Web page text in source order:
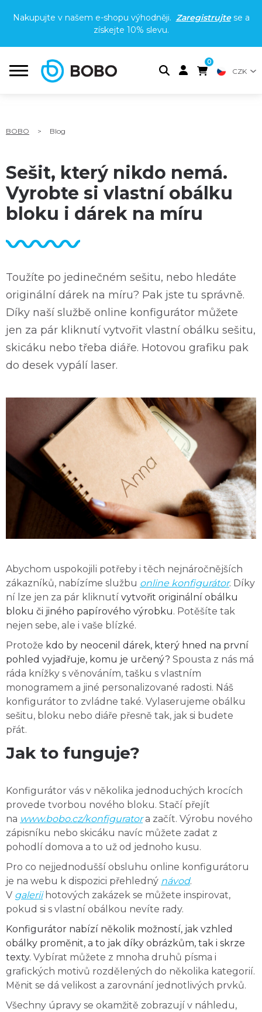
Nakupujte v našem e-shopu výhodněji. Zaregistrujtese a
získejte 10% slevu.
0
CZK
BOBO > Blog
Sešit, který nikdo nemá.
Vyrobte si vlastní obálku
bloku i dárek na míru
Toužíte po jedinečném sešitu, nebo hledáte
originální dárek na míru? Pak jste tu správně.
Díky naší službě online konfigurátor můžete
jen za pár kliknutí vytvořit vlastní obálku sešitu,
skicáku nebo třeba diáře. Hotovou grafiku pak
do desek vypálí laser.
Abychom uspokojili potřeby i těch nejnáročnějších
zákazníků, nabízíme službu online konfigurátor. Díky
ní lze jen za pár kliknutí vytvořit originální obálku
bloku či jiného papírového výrobku. Potěšíte tak
nejen sebe, ale i vaše blízké.
Protože kdo by neocenil dárek, který hned na první
pohled vyjadřuje, komu je určený? Spousta z nás má
ráda knížky s věnováním, tašku s vlastním
monogramem a jiné personalizované radosti. Náš
konfigurátor to zvládne také. Vylaserujeme obálku
sešitu, bloku nebo diáře přesně tak, jak si budete
přát.
Jak to funguje?
Konfigurátor vás v několika jednoduchých krocích
provede tvorbou nového bloku. Stačí přejít
na www.bobo.cz/konfiguratora začít. Výrobu nového
zápisníku nebo skicáku navíc můžete zadat z
pohodlí domova a to už od jednoho kusu.
Pro co nejjednodušší obsluhu online konfigurátoru
je na webu k dispozici přehledný návod.
V galeriihotových zakázek se můžete inspirovat,
pokud si s vlastní obálkou nevíte rady.
Konfigurátor nabízí několik možností, jak vzhled
obálky proměnit, a to jak díky obrázkům, tak i skrze
texty. Vybírat můžete z mnoha druhů písma i
grafických motivů rozdělených do několika kategorií.
Měnit se dá velikost a zarovnání jednotlivých prvků.
Všechny úpravy se okamžitě zobrazují v náhledu,